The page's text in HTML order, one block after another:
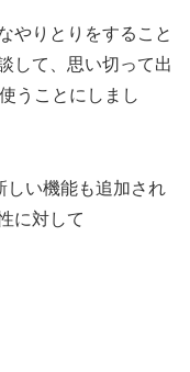
やりとりをすること
して、思い切って出
うことにしまし
しい機能も追加され
に対して